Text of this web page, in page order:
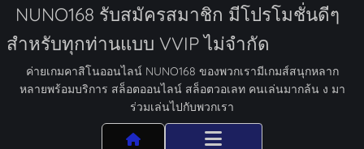
NUNO168 รับสมัครสมาชิก มีโปรโมชั่นดีๆ
สำหรับทุกท่านแบบ VVIP ไม่จำกัด
ค่ายเกมคาสิโนออนไลน์ NUNO168 ของพวกเรามีเกมส์สนุกหลาก
หลายพร้อมบริการ สล็อตออนไลน์ สล็อตวอเลท คนเล่นมากล้น ง มา
ร่วมเล่นไปกับพวกเรา